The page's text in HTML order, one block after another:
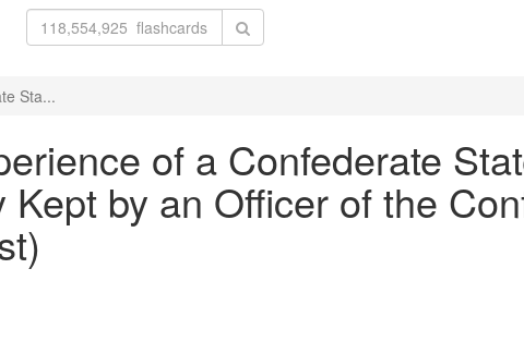
Sta...
of a Confederate
by an Officer of the